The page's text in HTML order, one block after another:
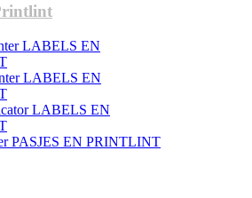
LABELS EN
LABELS EN
LABELS EN
PASJES EN PRINTLINT